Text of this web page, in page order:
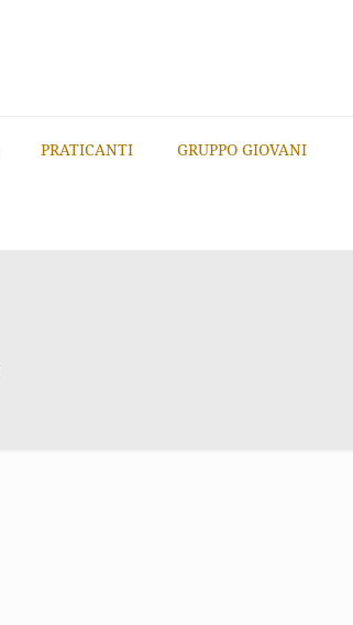
PRATICANTI GRUPPO GIOVANI